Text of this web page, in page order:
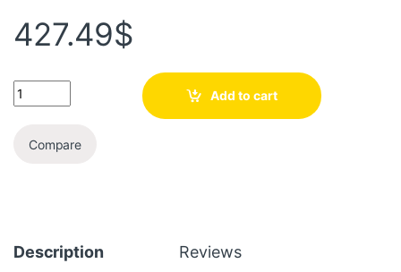
427.49$
Add to cart
Compare
Description Reviews